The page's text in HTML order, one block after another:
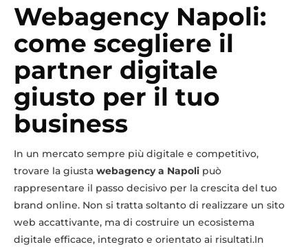
Webagency Napoli:
come scegliere il
partner digitale
giusto per il tuo
business
In un mercato sempre più digitale e competitivo,
trovare la giusta webagency a Napoli può
rappresentare il passo decisivo per la crescita del tuo
brand online. Non si tratta soltanto di realizzare un sito
web accattivante, ma di costruire un ecosistema
digitale efficace, integrato e orientato ai risultati.In